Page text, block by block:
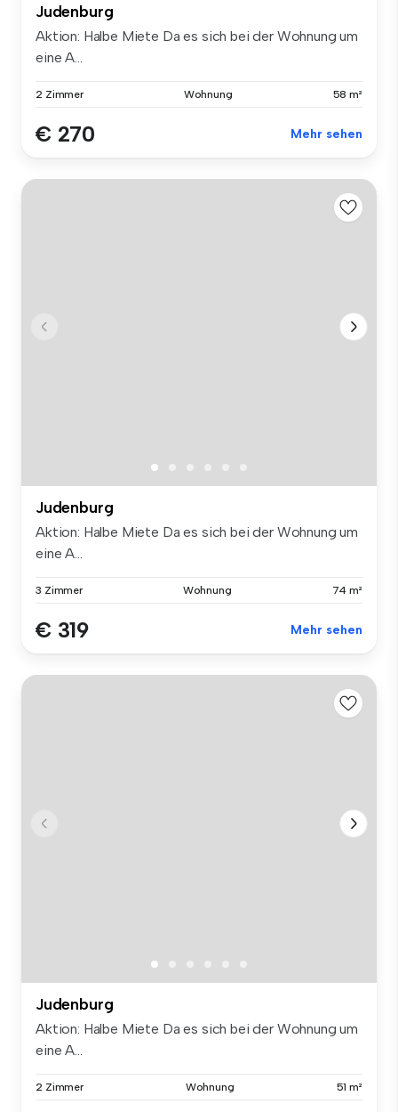
Judenburg
Aktion: Halbe Miete Da es sich bei der Wohnung um
eine A...
2 Zimmer Wohnung 58 m²
€ 270 Mehr sehen
Judenburg
Aktion: Halbe Miete Da es sich bei der Wohnung um
eine A...
3 Zimmer Wohnung 74 m²
€ 319 Mehr sehen
Judenburg
Aktion: Halbe Miete Da es sich bei der Wohnung um
eine A...
2 Zimmer Wohnung 51 m²